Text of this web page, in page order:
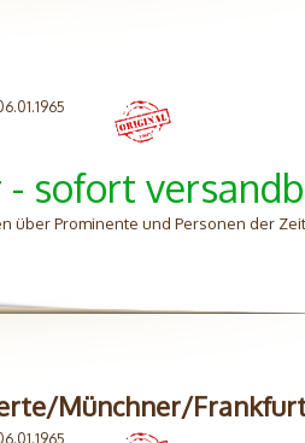
- sofort
über Prominente und Personen der
Münchner/